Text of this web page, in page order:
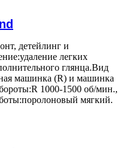
детейлинг и
удаление легких
глянца.Вид
машинка (R) и машинка
R 1000-1500 об/мин.,
поролоновый мягкий.